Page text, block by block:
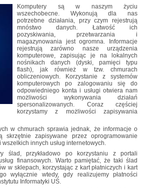
Komputery są w naszym życiu
wszechobecne. Wykonują dla nas
potrzebne działania, przy czym rejestrują
mnóstwo danych. Łatwość ich
pozyskiwania, przetwarzania i
magazynowania jest ogromna. Informacje
rejestrują zarówno nasze urządzenia
komputerowe, zapisując je na lokalnych
nośnikach danych (dyski, pamięci typu
flash), jak również w tzw. chmurach
obliczeniowych. Korzystanie z systemów
komputerowych po zalogowaniu się do
odpowiedniego konta i usługi otwiera nam
możliwości wykonywania działań
spersonalizowanych. Coraz częściej
korzystamy z możliwości zapisywania
w chmurach sprawia jednak, że informacje o
zapisywane przez oprogramowanie
innych usług internetowych.
ślad, przykładowo po korzystaniu z portali
finansowych. Warto pamiętać, że taki ślad
w sklepach, korzystając z kart płatniczych i kart
wyłącznie wtedy, gdy realizujemy płatności
Informatyki UŚ.